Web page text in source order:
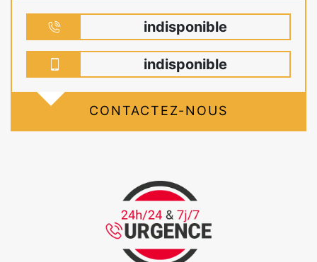
indisponible
indisponible
CONTACTEZ-NOUS